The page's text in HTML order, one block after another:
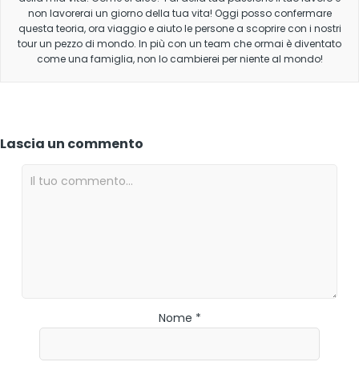
non lavorerai un giorno della tua vita! Oggi posso confermare
questa teoria, ora viaggio e aiuto le persone a scoprire con i nostri
tour un pezzo di mondo. In più con un team che ormai è diventato
come una famiglia, non lo cambierei per niente al mondo!
Lascia un commento
Nome *